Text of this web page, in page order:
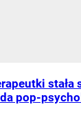
stała
pop-